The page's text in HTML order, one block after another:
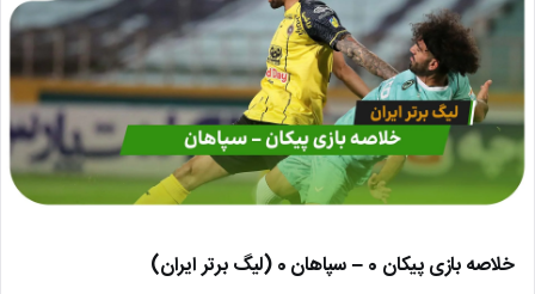
خلاصه بازی پیکان 0 – سپاهان 0 (لیگ برتر ایران)